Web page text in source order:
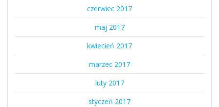
czerwiec 2017
maj 2017
kwiecień 2017
marzec 2017
luty 2017
styczeń 2017